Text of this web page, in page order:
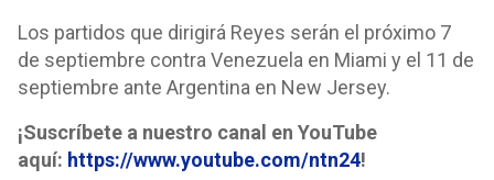
Los partidos que dirigirá Reyes serán el próximo 7
de septiembre contra Venezuela en Miami y el 11 de
septiembre ante Argentina en New Jersey.
¡Suscríbete a nuestro canal en YouTube
aquí: https://www.youtube.com/ntn24!